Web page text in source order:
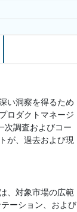
い洞察を得るため
ロダクトマネージ
次調査およびコー
が、過去および現
、対象市場の広範
ーション、および